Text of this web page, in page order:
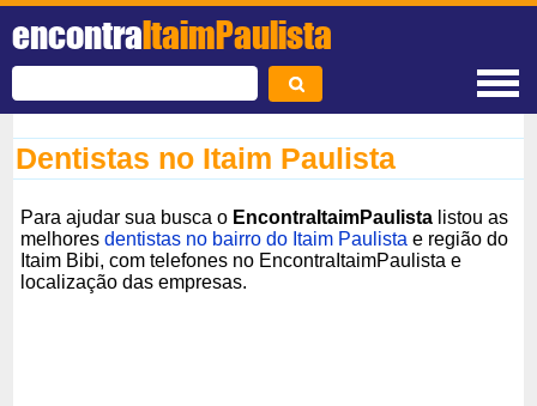
encontraItaimPaulista
Dentistas no Itaim Paulista
Para ajudar sua busca o EncontraItaimPaulista listou as
melhoresdentistas no bairro do Itaim Paulista e região do
Itaim Bibi, com telefones no EncontraItaimPaulista e
localização das empresas.